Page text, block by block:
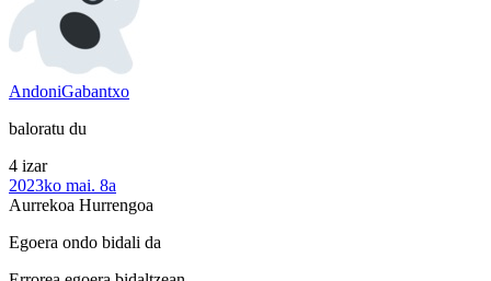
AndoniGabantxo
baloratu du
4 izar
2023ko mai. 8a
Aurrekoa Hurrengoa
Egoera ondo bidali da